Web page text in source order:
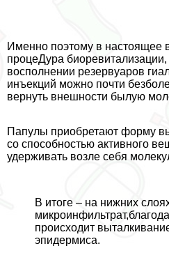
Именно поэтому в настоящее
процеДypa
восполнении резервуаров
инъекций можно почти
вернуть внешности былую
Папулы приобретают форму
со способностью активного
удерживать возле себя
В итоге – на нижних
происходит
эпидермиса.